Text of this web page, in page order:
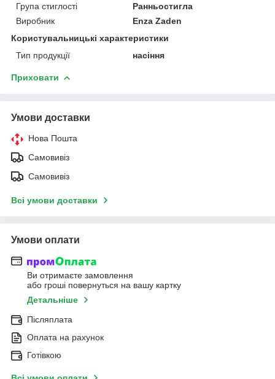
Група стиглості
Ранньостигла
Виробник
Enza Zaden
Користувальницькі характеристики
Тип продукції
насіння
Приховати
Умови доставки
Нова Пошта
Самовивіз
Самовивіз
Всі умови доставки
Умови оплати
Ви отримаєте замовлення
або гроші повернуться на вашу картку
Детальніше
Післяплата
Оплата на рахунок
Готівкою